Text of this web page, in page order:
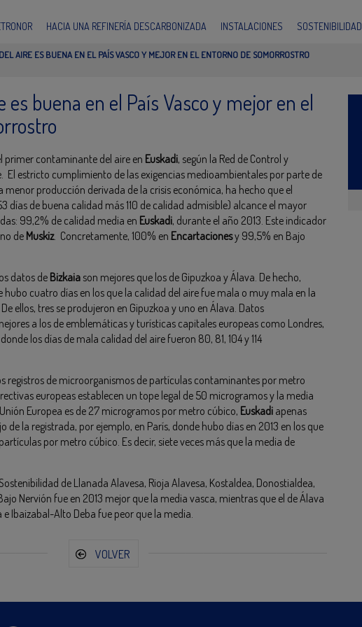
HACIA UNA REFINERÍA DESCARBONIZADA INSTALACIONES SOSTENIBILIDAD
AIRE ES BUENA EN EL PAÍS VASCO Y MEJOR EN EL ENTORNO DE SOMORROSTRO
es buena en el País Vasco y mejor en el
primer contaminante del aire en Euskadi, según la Red de Control y
El estricto cumplimiento de las exigencias medioambientales por parte de
menor producción derivada de la crisis económica, ha hecho que el
días de buena calidad más 110 de calidad admisible) alcance el mayor
99,2% de calidad media en Euskadi, durante el año 2013. Este indicador
de Muskiz. Concretamente, 100% en Encartacionesy 99,5% en Bajo
datos de Bizkaia son mejores que los de Gipuzkoa y Álava. De hecho,
cuatro días en los que la calidad del aire fue mala o muy mala en la
ellos, tres se produjeron en Gipuzkoa y uno en Álava. Datos
a los de emblemáticas y turísticas capitales europeas como Londres,
los días de mala calidad del aire fueron 80, 81, 104 y 114
registros de microorganismos de partículas contaminantes por metro
europeas establecen un tope legal de 50 microgramos y la media
Europea es de 27 microgramos por metro cúbico, Euskadi apenas
de la registrada, por ejemplo, en París, donde hubo días en 2013 en los que
por metro cúbico. Es decir, siete veces más que la media de
de Llanada Alavesa, Rioja Alavesa, Kostaldea, Donostialdea,
Nervión fue en 2013 mejor que la media vasca, mientras que el de Álava
Ibaizabal-Alto Deba fue peor que la media.
VOLVER